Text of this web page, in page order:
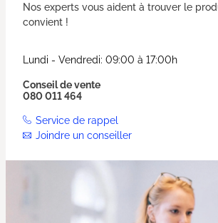
Nos experts vous aident à trouver le
convient !
Lundi - Vendredi: 09:00 à 17:00h
Conseil de vente
080 011 464
Service de rappel
Joindre un conseiller